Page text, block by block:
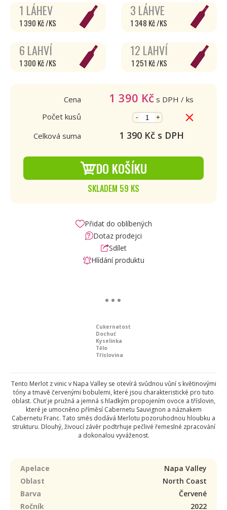
1 LÁHEV
1 390 Kč /KS
3 LÁHVE
1 348 Kč /KS
6 LAHVÍ
1 300 Kč /KS
12 LAHVÍ
1 251 Kč /KS
Cena 1 390 Kč s DPH / ks
Počet kusů
- +
Celková suma 1 390Kč s DPH
DO KOŠÍKU
SKLADEM 59 KS
Přidat do oblíbených
Dotaz prodejci
Sdílet
Hlídání produktu
Cukernatost
Dochuť
Kyselinka
Tělo
Tříslovina
Tento Merlot z vinic v Napa Valley se otevírá svůdnou vůní s květinovými
tóny a tmavě červenými bobulemi, které jsou charakteristické pro tuto
oblast. Chuť je pružná a jemná s hladkým propojením ovoce a tříslovin,
které je umocněno příměsí Cabernetu Sauvignon a náznakem
Cabernetu Franc. Tato směs dodává Merlotu pozoruhodnou hloubku a
strukturu. Dlouhý, živoucí závěr podtrhuje pečlivé řemeslné zpracování
a dokonalou vyváženost.
Apelace
Napa Valley
Oblast
North Coast
Barva
Červené
Ročník
2022